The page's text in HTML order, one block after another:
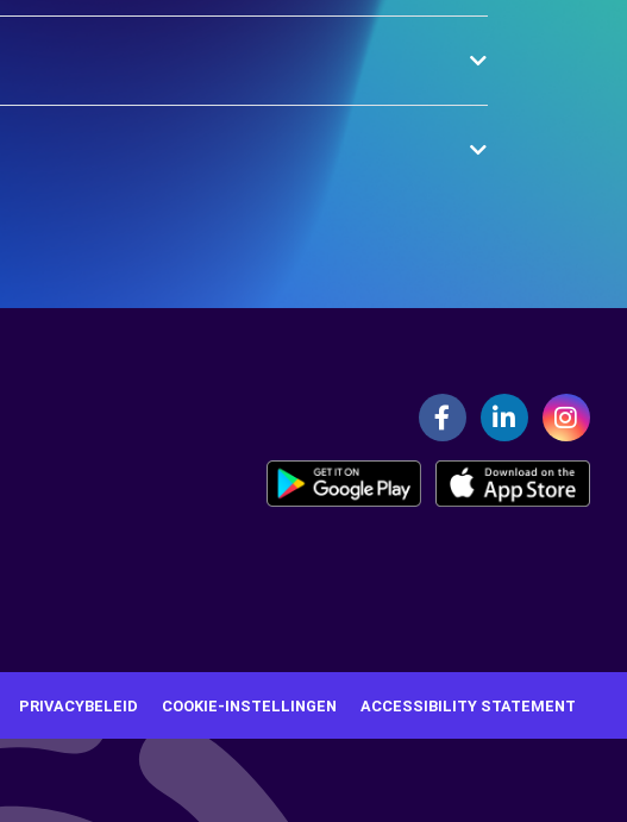
PRIVACYBELEID COOKIE-INSTELLINGEN ACCESSIBILITY STATEMENT